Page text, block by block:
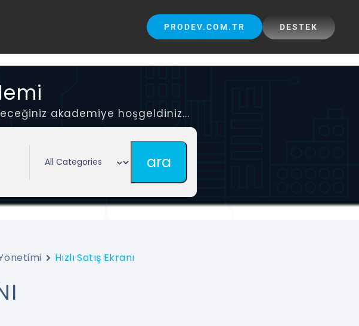
PRODEV.COM.TR DESTEK
akademiye hoşgeldiniz...
Hızlı Satış Ekranı